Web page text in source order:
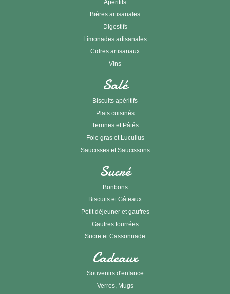
Apéritifs
Bières artisanales
Digestifs
Limonades artisanales
Cidres artisanaux
Vins
Salé
Biscuits apéritifs
Plats cuisinés
Terrines et Pâtés
Foie gras et Lucullus
Saucisses et Saucissons
Sucré
Bonbons
Biscuits et Gâteaux
Petit déjeuner et gaufres
Gaufres fourrées
Sucre et Cassonnade
Cadeaux
Souvenirs d'enfance
Verres, Mugs